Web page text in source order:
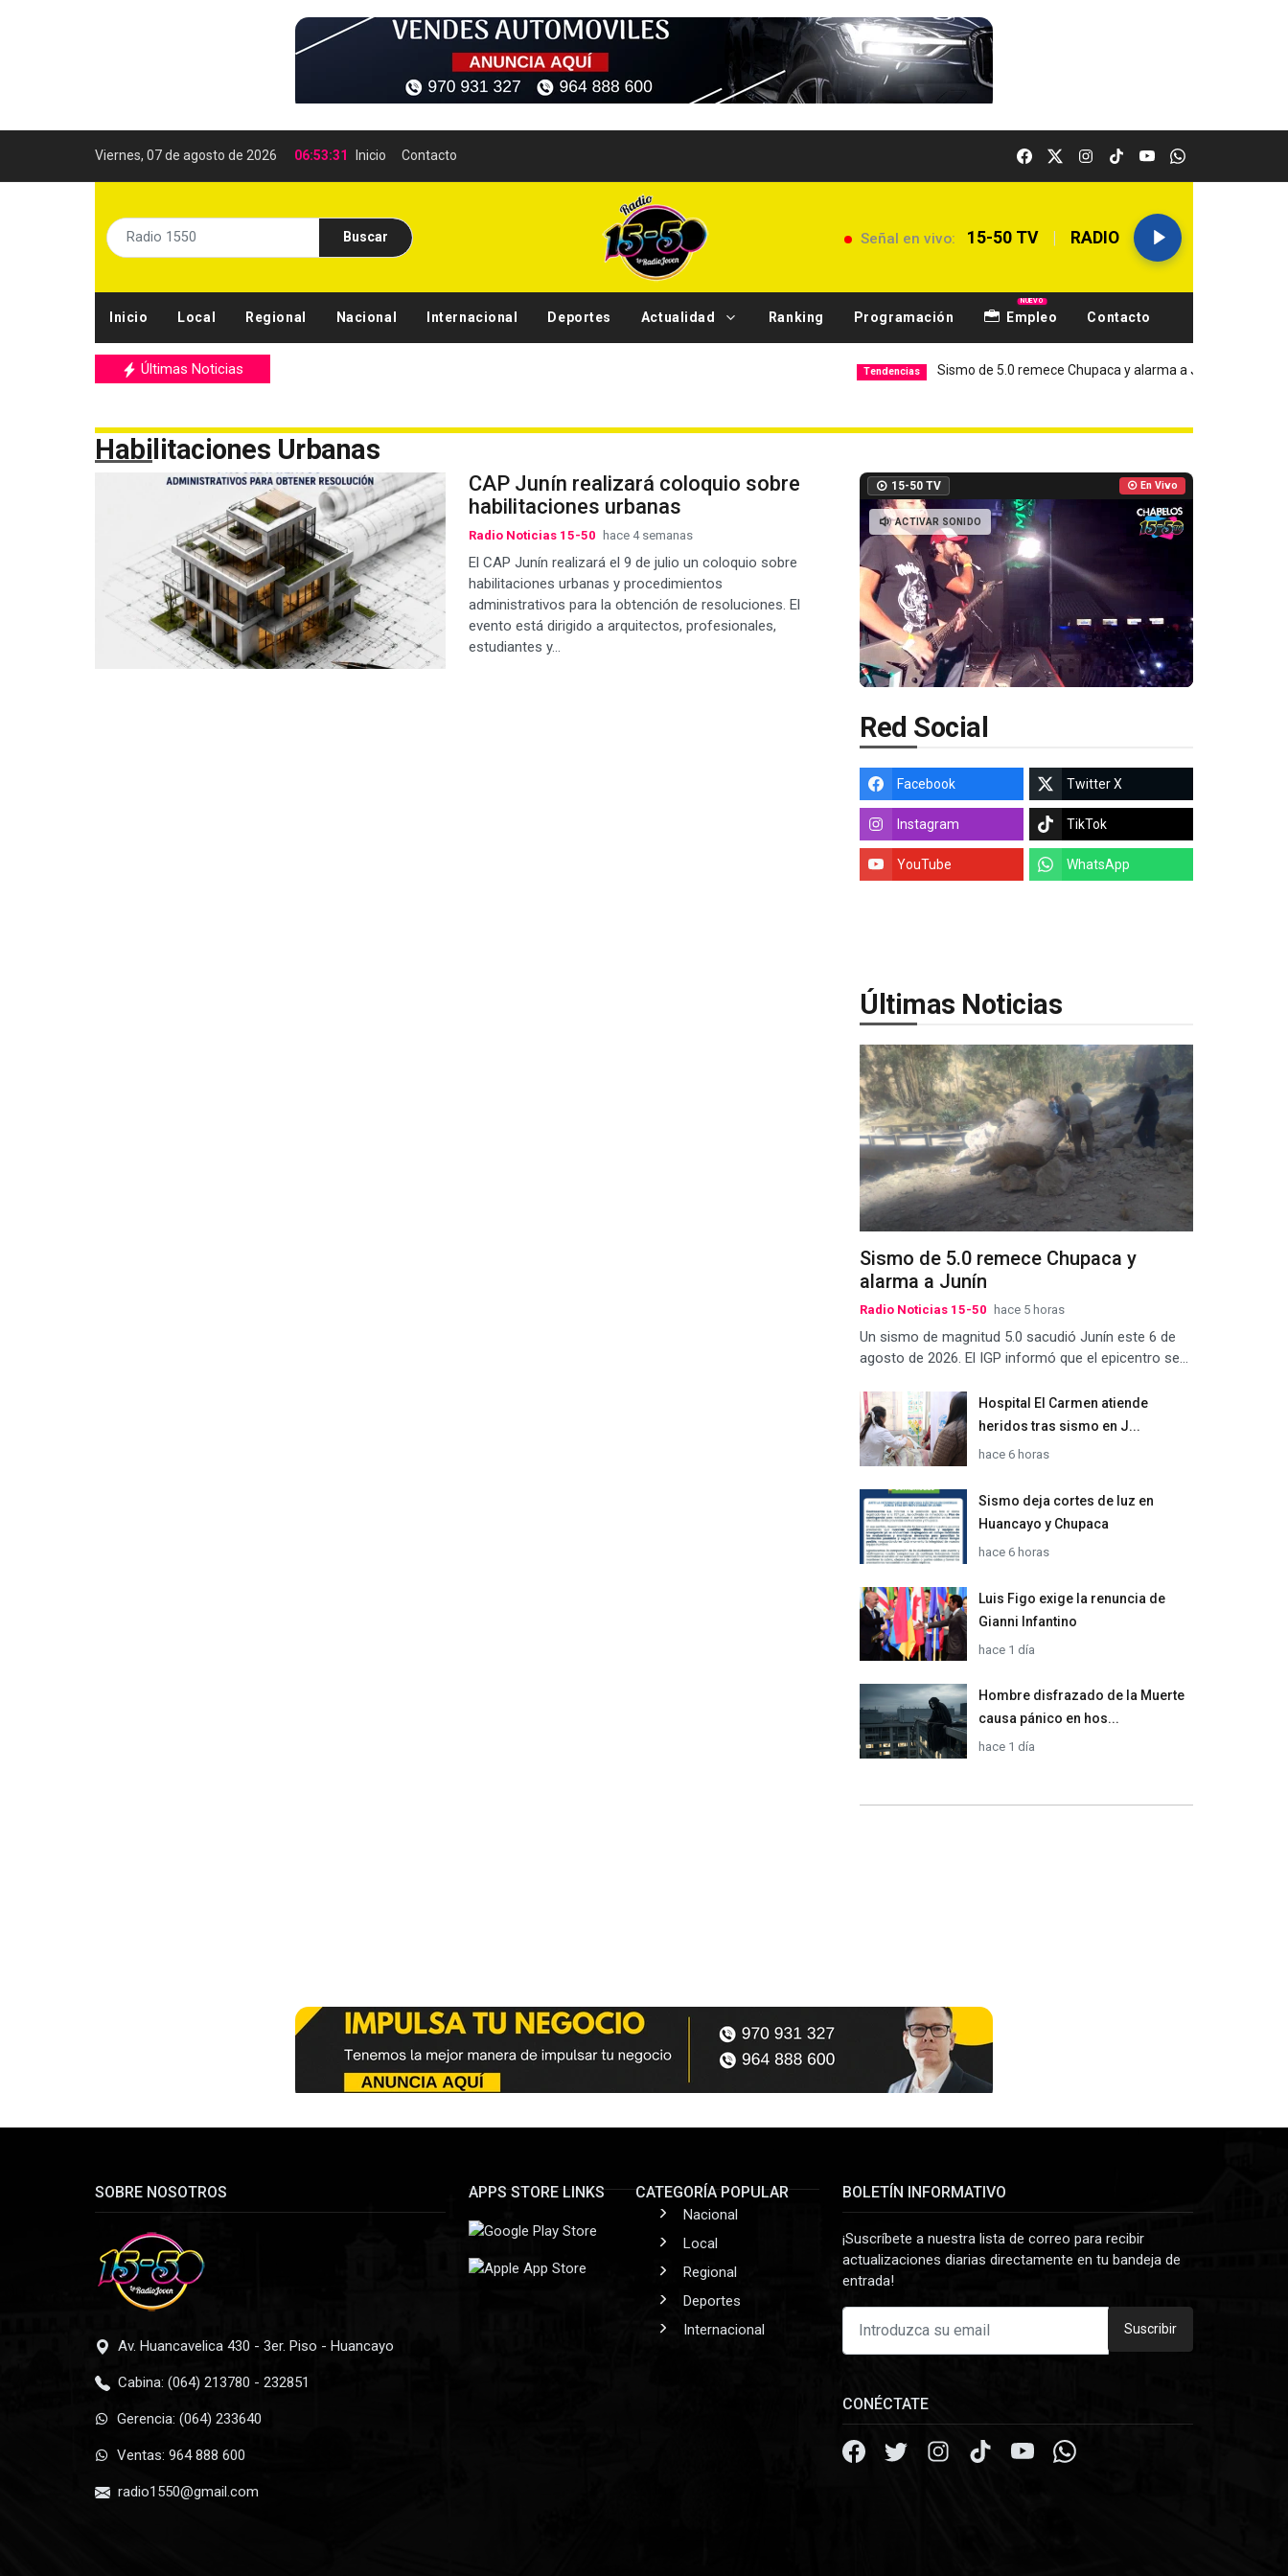
Viernes, 07 de agosto de 2026 06:53:32 Inicio Contacto
Buscar Señal en vivo: 15-50 TV | RADIO
Inicio Local Regional Nacional Internacional Deportes Actualidad Ranking Programación Empleo
NUEVO
Contacto
Últimas Noticias Sismo de 5.0 remece Chupaca y alarma a Junín Local
Habilitaciones Urbanas
CAP Junín realizará coloquio sobre
habilitaciones urbanas
Radio Noticias 15-50 hace 4 semanas
El CAP Junín realizará el 9 de julio un coloquio sobre
habilitaciones urbanas y procedimientos
administrativos para la obtención de resoluciones. El
evento está dirigido a arquitectos, profesionales,
estudiantes y...
15-50 TV En Vivo
ACTIVAR SONIDO
Red Social
Facebook Twitter X
Instagram TikTok
YouTube WhatsApp
Últimas Noticias
Sismo de 5.0 remece Chupaca y
alarma a Junín
Radio Noticias 15-50 hace 5 horas
Un sismo de magnitud 5.0 sacudió Junín este 6 de
agosto de 2026. El IGP informó que el epicentro se...
Hospital El Carmen atiende
heridos tras sismo en J...
hace 6 horas
Sismo deja cortes de luz en
Huancayo y Chupaca
hace 6 horas
Luis Figo exige la renuncia de
Gianni Infantino
hace 1 día
Hombre disfrazado de la Muerte
causa pánico en hos...
hace 1 día
SOBRE NOSOTROS
Av. Huancavelica 430 - 3er. Piso - Huancayo
Cabina: (064) 213780 - 232851
Gerencia: (064) 233640
Ventas: 964 888 600
radio1550@gmail.com
APPS STORE LINKS CATEGORÍA POPULAR
Nacional
Local
Regional
Deportes
Internacional
BOLETÍN INFORMATIVO
¡Suscríbete a nuestra lista de correo para recibir
actualizaciones diarias directamente en tu bandeja de
entrada!
Suscribir
CONÉCTATE